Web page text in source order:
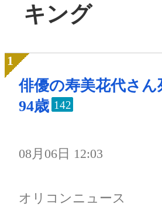
キング
俳優の寿美花代さん
94歳 142
08月06日 12:03
オリコンニュース